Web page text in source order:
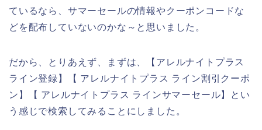
ているなら、サマーセールの情報やクーポンコードな
どを配布していないのかな～と思いました。
だから、とりあえず、まずは、【アレルナイトプラス
ライン登録】【 アレルナイトプラス ライン割引クーポ
ン】【 アレルナイトプラス ラインサマーセール】とい
う感じで検索してみることにしました。